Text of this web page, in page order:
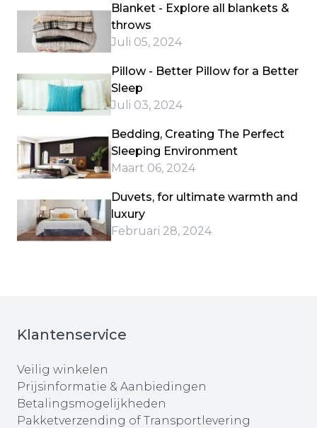
Blanket - Explore all blankets &
throws
Juli 05, 2024
Pillow - Better Pillow for a Better
Sleep
Juli 03, 2024
Bedding, Creating The Perfect
Sleeping Environment
Maart 06, 2024
Duvets, for ultimate warmth and
luxury
Februari 28, 2024
Klantenservice
Veilig winkelen
Prijsinformatie & Aanbiedingen
Betalingsmogelijkheden
Pakketverzending of Transportlevering